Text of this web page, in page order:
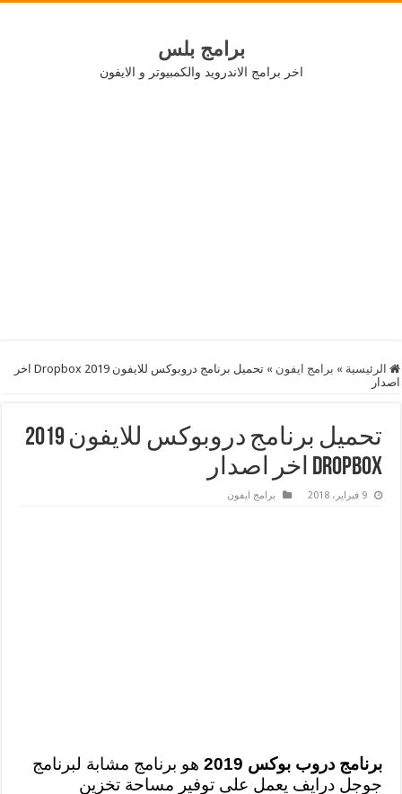
برامج بلس
اخر برامج الاندرويد والكمبيوتر و الايفون
الرئيسية » برامج ايفون »
تحميل برنامج دروبوكس للايفون 2019 Dropbox اخر
اصدار
تحميل برنامج دروبوكس للايفون 2019
Dropbox اخر اصدار
9 فبراير، 2018 برامج ايفون
برنامج دروب بوكس 2019
هو برنامج مشابة لبرنامج
جوجل درايف يعمل على توفير مساحة تخزين